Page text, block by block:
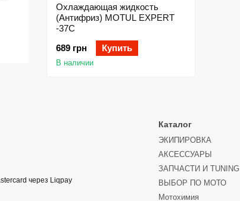
Охлаждающая жидкость
(Антифриз) MOTUL EXPERT
-37C
689 грн
Купить
В наличии
Каталог
ЭКИПИРОВКА
АКСЕССУАРЫ
ЗАПЧАСТИ И ТUNING
ВЫБОР ПО МОТО
Мотохимия